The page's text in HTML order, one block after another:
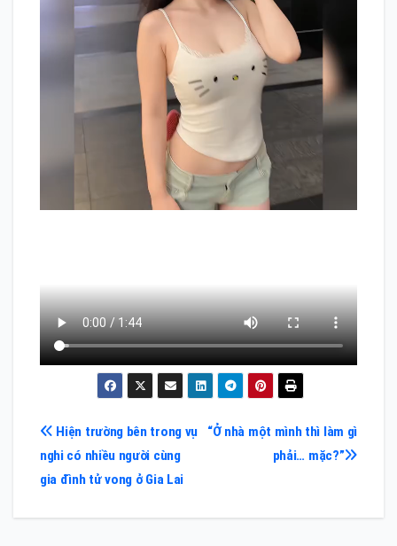
Điều
hướng
bài
“Ở nhà một mình thì làm gì
phải… mặc?”
Hiện trường bên trong vụ
nghi có nhiều người cùng
gia đình tử vong ở Gia Lai